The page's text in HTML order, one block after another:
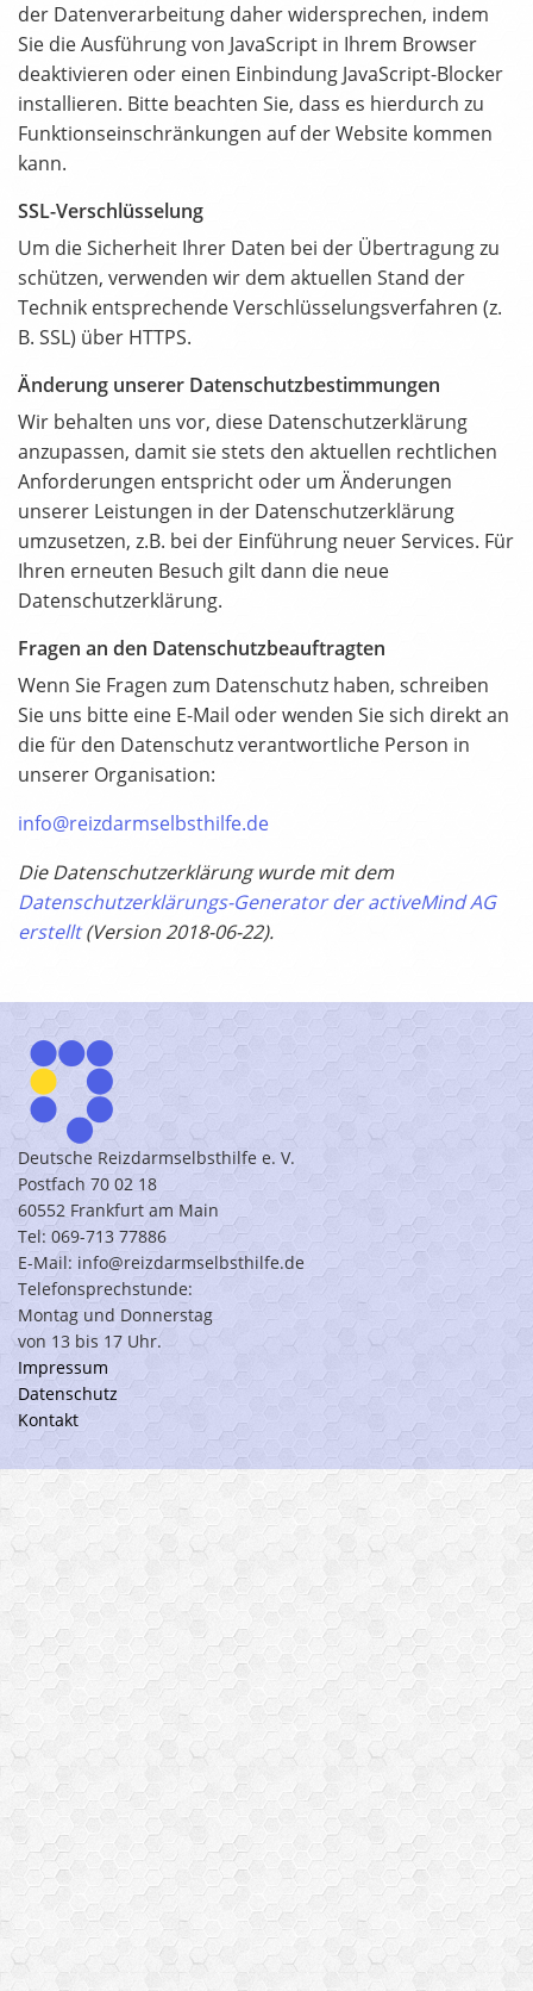
der Datenverarbeitung daher widersprechen, indem
Sie die Ausführung von JavaScript in Ihrem Browser
deaktivieren oder einen Einbindung JavaScript-Blocker
installieren. Bitte beachten Sie, dass es hierdurch zu
Funktionseinschränkungen auf der Website kommen
kann.
SSL-Verschlüsselung
Um die Sicherheit Ihrer Daten bei der Übertragung zu
schützen, verwenden wir dem aktuellen Stand der
Technik entsprechende Verschlüsselungsverfahren (z.
B. SSL) über HTTPS.
Änderung unserer Datenschutzbestimmungen
Wir behalten uns vor, diese Datenschutzerklärung
anzupassen, damit sie stets den aktuellen rechtlichen
Anforderungen entspricht oder um Änderungen
unserer Leistungen in der Datenschutzerklärung
umzusetzen, z.B. bei der Einführung neuer Services. Für
Ihren erneuten Besuch gilt dann die neue
Datenschutzerklärung.
Fragen an den Datenschutzbeauftragten
Wenn Sie Fragen zum Datenschutz haben, schreiben
Sie uns bitte eine E-Mail oder wenden Sie sich direkt an
die für den Datenschutz verantwortliche Person in
unserer Organisation:
info@reizdarmselbsthilfe.de
Die Datenschutzerklärung wurde mit dem
Datenschutzerklärungs-Generator der activeMind AG
erstellt(Version 2018-06-22).
Deutsche Reizdarmselbsthilfe e. V.
Postfach 70 02 18
60552 Frankfurt am Main
Tel: 069-713 77886
E-Mail: info@reizdarmselbsthilfe.de
Telefonsprechstunde:
Montag und Donnerstag
von 13 bis 17 Uhr.
Impressum
Datenschutz
Kontakt